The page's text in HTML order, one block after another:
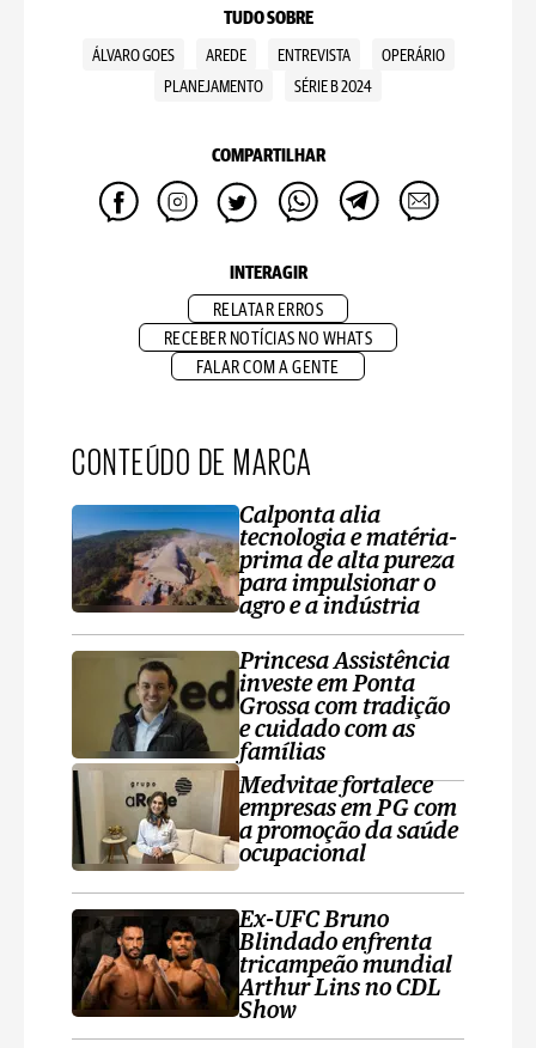
TUDO SOBRE
ÁLVARO GOES AREDE ENTREVISTA
OPERÁRIO
PLANEJAMENTO
SÉRIE B 2024
COMPARTILHAR
INTERAGIR
RELATAR ERROS
RECEBER NOTÍCIAS NO WHATS
FALAR COM A GENTE
CONTEÚDO DE MARCA
Calponta alia
tecnologia e matéria-
prima de alta pureza
para impulsionar o
agro e a indústria
Princesa Assistência
investe em Ponta
Grossa com tradição
e cuidado com as
famílias
Medvitae fortalece
empresas em PG com
a promoção da saúde
ocupacional
Ex-UFC Bruno
Blindado enfrenta
tricampeão mundial
Arthur Lins no CDL
Show